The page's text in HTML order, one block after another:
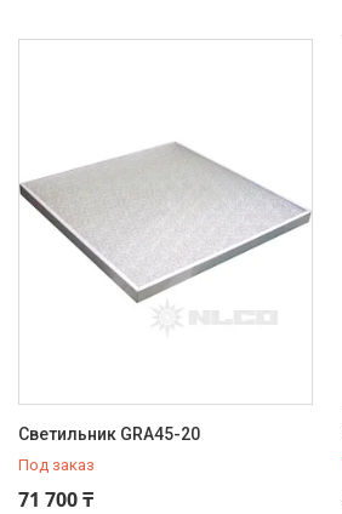
Светильник GRA45-20
Под заказ
71 700 ₸